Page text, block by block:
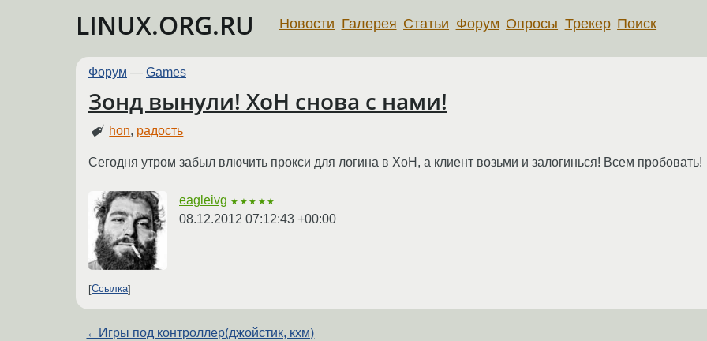
LINUX.ORG.RU Новости Галерея Статьи Форум Опросы Трекер Поиск
Форум — Games
Зонд вынули! ХоН снова с нами!
hon, радость
Сегодня утром забыл влючить прокси для логина в ХоН, а клиент возьми и залогинься! Всем пробовать!
eagleivg ★★★★★
08.12.2012 07:12:43 +00:00
Ссылка
← Игры под контроллер(джойстик, кхм)